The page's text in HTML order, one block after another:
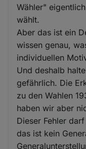
Wähler"
wählt.
Aber das ist ein
wissen genau,
individuellen
Und deshalb
gefährlich. Die
zu den Wahlen
haben wir aber
Dieser Fehler
das ist kein